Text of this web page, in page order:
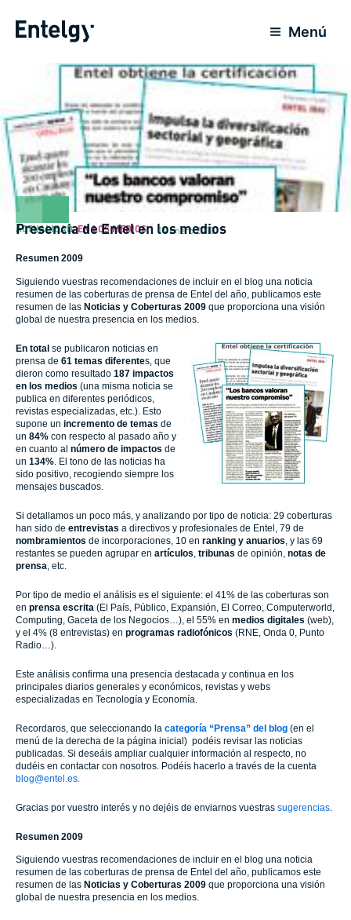
Menú
ACTUALIDAD,EN LOS MEDIOS 14 Enero 2010
Presencia de Entel en los medios
Resumen 2009
Siguiendo vuestras recomendaciones de incluir en el blog una noticia
resumen de las coberturas de prensa de Entel del año, publicamos este
resumen de las Noticias y Coberturas 2009 que proporciona una visión
global de nuestra presencia en los medios.
En total se publicaron noticias en
prensa de 61 temas diferentes, que
dieron como resultado 187 impactos
en los medios (una misma noticia se
publica en diferentes periódicos,
revistas especializadas, etc.). Esto
supone un incremento de temas de
un 84% con respecto al pasado año y
en cuanto al número de impactos de
un 134% . El tono de las noticias ha
sido positivo, recogiendo siempre los
mensajes buscados.
Si detallamos un poco más, y analizando por tipo de noticia: 29 coberturas
han sido de entrevistas a directivos y profesionales de Entel, 79 de
nombramientos de incorporaciones, 10 en ranking y anuarios , y las 69
restantes se pueden agrupar en artículos tribunas de opinión, notas de
prensa , etc.
Por tipo de medio el análisis es el siguiente: el 41% de las coberturas son
en prensa escrita (El País, Público, Expansión, El Correo, Computerworld,
Computing, Gaceta de los Negocios…), el 55% en medios digitales (web),
y el 4% (8 entrevistas) en programas radiofónicos (RNE, Onda 0, Punto
Radio…).
Este análisis confirma una presencia destacada y continua en los
principales diarios generales y económicos, revistas y webs
especializadas en Tecnología y Economía.
Recordaros, que seleccionando la categoría “Prensa” del blog (en el
menú de la derecha de la página inicial) podéis revisar las noticias
publicadas. Si deseáis ampliar cualquier información al respecto, no
dudéis en contactar con nosotros. Podéis hacerlo a través de la cuenta
blog@entel.es.
Gracias por vuestro interés y no dejéis de enviarnos vuestras sugerencias
Resumen 2009
Siguiendo vuestras recomendaciones de incluir en el blog una noticia
resumen de las coberturas de prensa de Entel del año, publicamos este
resumen de las Noticias y Coberturas 2009 que proporciona una visión
global de nuestra presencia en los medios.